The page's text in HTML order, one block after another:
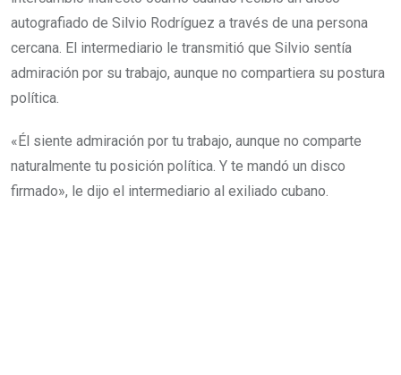
autografiado de Silvio Rodríguez a través de una persona
cercana. El intermediario le transmitió que Silvio sentía
admiración por su trabajo, aunque no compartiera su postura
política.
«Él siente admiración por tu trabajo, aunque no comparte
naturalmente tu posición política. Y te mandó un disco
firmado», le dijo el intermediario al exiliado cubano.